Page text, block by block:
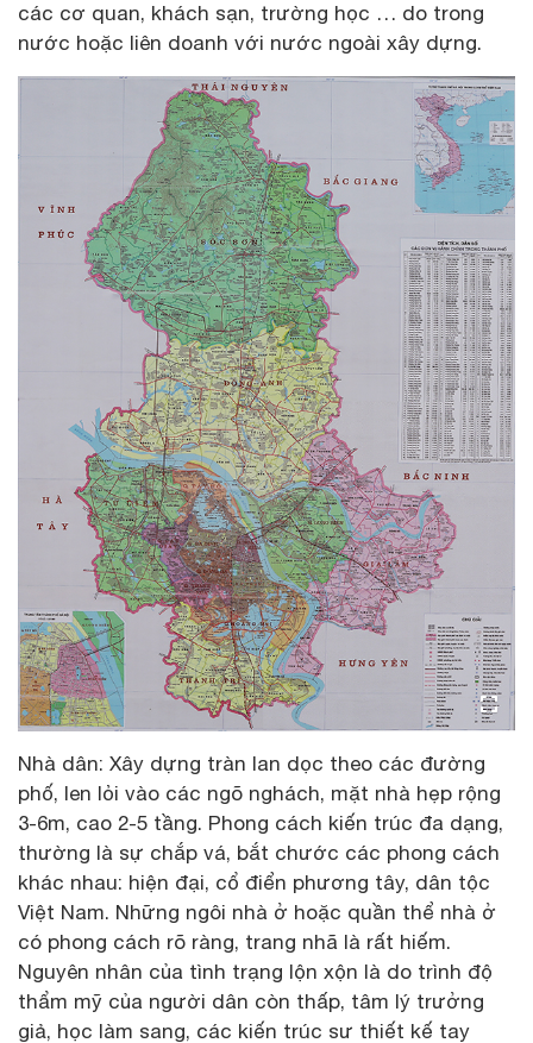
các cơ quan, khách sạn, trường học … do trong
nước hoặc liên doanh với nước ngoài xây dựng.
Nhà dân: Xây dựng tràn lan dọc theo các đường
phố, len lỏi vào các ngõ nghách, mặt nhà hẹp rộng
3-6m, cao 2-5 tầng. Phong cách kiến trúc đa dạng,
thường là sự chắp vá, bắt chước các phong cách
khác nhau: hiện đại, cổ điển phương tây, dân tộc
Việt Nam. Những ngôi nhà ở hoặc quần thể nhà ở
có phong cách rõ ràng, trang nhã là rất hiếm.
Nguyên nhân của tình trạng lộn xộn là do trình độ
thẩm mỹ của người dân còn thấp, tâm lý trưởng
giả, học làm sang, các kiến trúc sư thiết kế tay